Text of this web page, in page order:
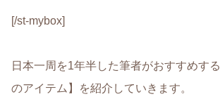
[/st-mybox]
日本一周を1年半した筆者がおすすめする
のアイテム】
を紹介していきます。